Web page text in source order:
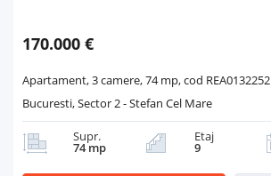
170.000 €
Apartament, 3 camere, 74 mp, cod REA0132252
Bucuresti, Sector 2 - Stefan Cel Mare
Supr.
74 mp
Etaj
9